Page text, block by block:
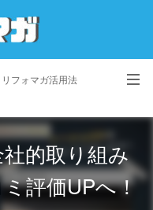
リフォマガ活用法
特定商取引法に基づく表記
約 会社概要
的取り組み
評価UPへ！